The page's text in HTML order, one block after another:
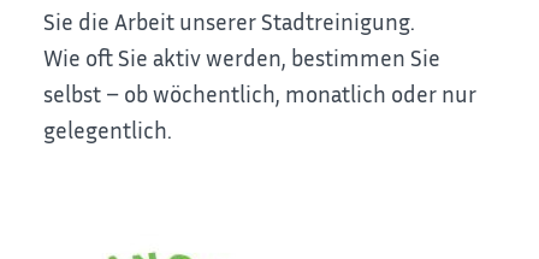
Sie die Arbeit unserer Stadtreinigung.
Wie oft Sie aktiv werden, bestimmen Sie
selbst – ob wöchentlich, monatlich oder nur
gelegentlich.